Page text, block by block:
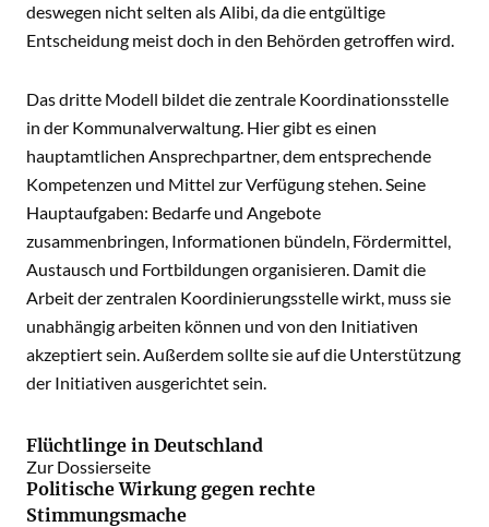
deswegen nicht selten als Alibi, da die entgültige
Entscheidung meist doch in den Behörden getroffen wird.
Das dritte Modell bildet die zentrale Koordinationsstelle
in der Kommunalverwaltung. Hier gibt es einen
hauptamtlichen Ansprechpartner, dem entsprechende
Kompetenzen und Mittel zur Verfügung stehen. Seine
Hauptaufgaben: Bedarfe und Angebote
zusammenbringen, Informationen bündeln, Fördermittel,
Austausch und Fortbildungen organisieren. Damit die
Arbeit der zentralen Koordinierungsstelle wirkt, muss sie
unabhängig arbeiten können und von den Initiativen
akzeptiert sein. Außerdem sollte sie auf die Unterstützung
der Initiativen ausgerichtet sein.
Flüchtlinge in Deutschland
Zur Dossierseite
Politische Wirkung gegen rechte
Stimmungsmache